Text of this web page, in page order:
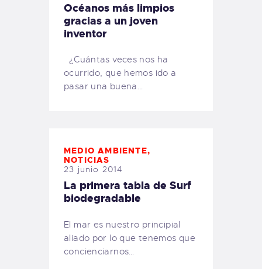
Océanos más limpios
gracias a un joven
inventor
¿Cuántas veces nos ha
ocurrido, que hemos ido a
pasar una buena…
MEDIO AMBIENTE,
NOTICIAS
23 junio 2014
La primera tabla de Surf
biodegradable
El mar es nuestro principial
aliado por lo que tenemos que
concienciarnos…